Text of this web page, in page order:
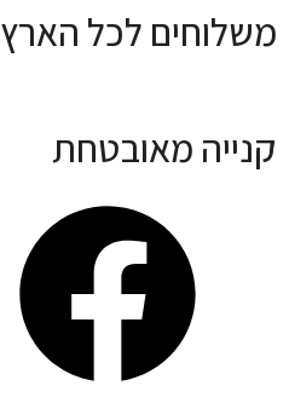
משלוחים לכל הארץ
קנייה מאובטחת